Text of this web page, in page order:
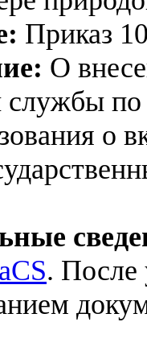
Приказ
О
по
о
. После